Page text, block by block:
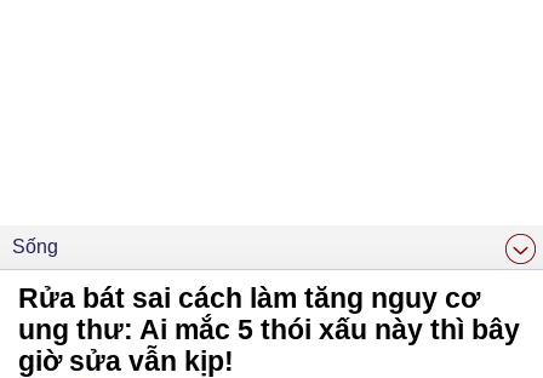
Sống
Rửa bát sai cách làm tăng nguy cơ
ung thư: Ai mắc 5 thói xấu này thì bây
giờ sửa vẫn kịp!